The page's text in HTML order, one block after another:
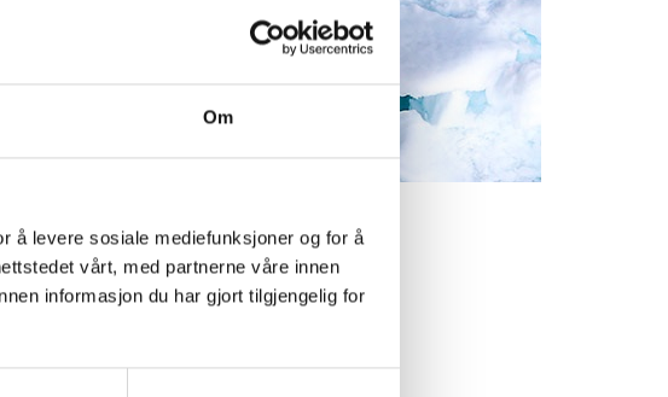
Om
å levere sosiale mediefunksjoner og for å
vårt, med partnerne våre innen
informasjon du har gjort tilgjengelig for